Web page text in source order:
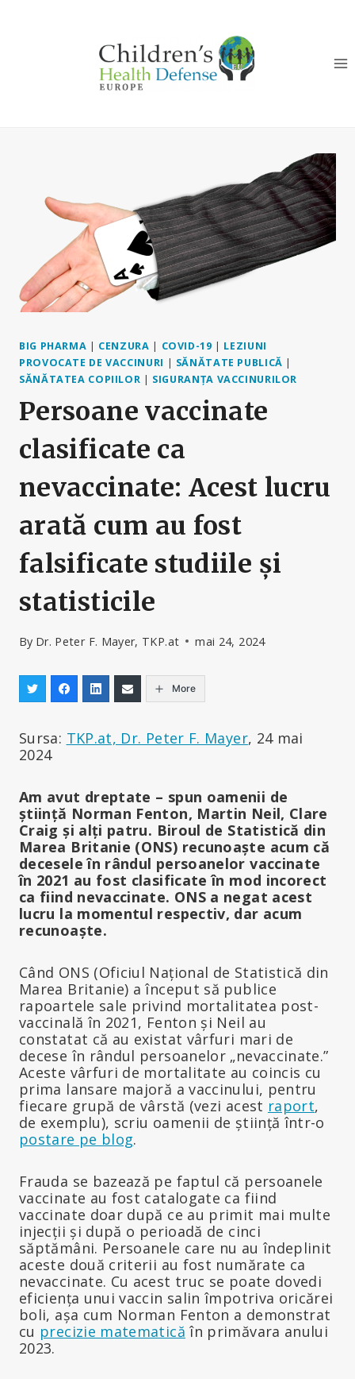
BIG PHARMA | CENZURA | COVID-19 | LEZIUNI
PROVOCATE DE VACCINURI | SĂNĂTATE PUBLICĂ |
SĂNĂTATEA COPIILOR | SIGURANȚA VACCINURILOR
Persoane vaccinate
clasificate ca
nevaccinate: Acest lucru
arată cum au fost
falsificate studiile și
statisticile
By Dr. Peter F. Mayer, TKP.at mai 24, 2024
More
Sursa: TKP.at, Dr. Peter F. Mayer, 24 mai
2024
Am avut dreptate – spun oamenii de
știință Norman Fenton, Martin Neil, Clare
Craig și alți patru. Biroul de Statistică din
Marea Britanie (ONS) recunoaște acum că
decesele în rândul persoanelor vaccinate
în 2021 au fost clasificate în mod incorect
ca fiind nevaccinate. ONS a negat acest
lucru la momentul respectiv, dar acum
recunoaște.
Când ONS (Oficiul Național de Statistică din
Marea Britanie) a început să publice
rapoartele sale privind mortalitatea post-
vaccinală în 2021, Fenton și Neil au
constatat că au existat vârfuri mari de
decese în rândul persoanelor „nevaccinate.”
Aceste vârfuri de mortalitate au coincis cu
prima lansare majoră a vaccinului, pentru
fiecare grupă de vârstă (vezi acest raport,
de exemplu), scriu oamenii de știință într-o
postare pe blog.
Frauda se bazează pe faptul că persoanele
vaccinate au fost catalogate ca fiind
vaccinate doar după ce au primit mai multe
injecții și după o perioadă de cinci
săptămâni. Persoanele care nu au îndeplinit
aceste două criterii au fost numărate ca
nevaccinate. Cu acest truc se poate dovedi
eficiența unui vaccin salin împotriva oricărei
boli, așa cum Norman Fenton a demonstrat
cu precizie matematică în primăvara anului
2023.